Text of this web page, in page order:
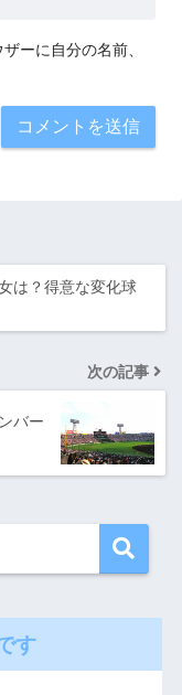
ーに自分の名前、
は？得意な変化球
次の記事
バー
す